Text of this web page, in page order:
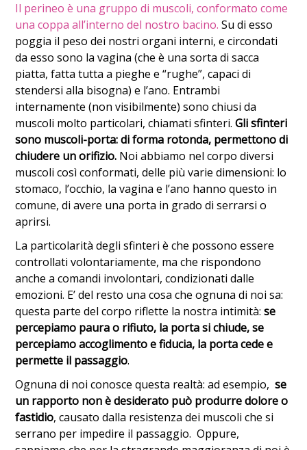
Il perineo è una gruppo di muscoli, conformato come
una coppa all’interno del nostro bacino.Su di esso
poggia il peso dei nostri organi interni, e circondati
da esso sono la vagina (che è una sorta di sacca
piatta, fatta tutta a pieghe e “rughe”, capaci di
stendersi alla bisogna) e l’ano. Entrambi
internamente (non visibilmente) sono chiusi da
muscoli molto particolari, chiamati sfinteri.Gli sfinteri
sono muscoli-porta: di forma rotonda, permettono di
chiudere un orifizio. Noi abbiamo nel corpo diversi
muscoli così conformati, delle più varie dimensioni: lo
stomaco, l’occhio, la vagina e l’ano hanno questo in
comune, di avere una porta in grado di serrarsi o
aprirsi.
La particolarità degli sfinteri è che possono essere
controllati volontariamente, ma che rispondono
anche a comandi involontari, condizionati dalle
emozioni. E’ del resto una cosa che ognuna di noi sa:
questa parte del corpo riflette la nostra intimità: se
percepiamo paura o rifiuto, la porta si chiude, se
percepiamo accoglimento e fiducia, la porta cede e
permette il passaggio.
Ognuna di noi conosce questa realtà: ad esempio,se
un rapporto non è desiderato può produrre dolore o
fastidio, causato dalla resistenza dei muscoli che si
serrano per impedire il passaggio. Oppure,